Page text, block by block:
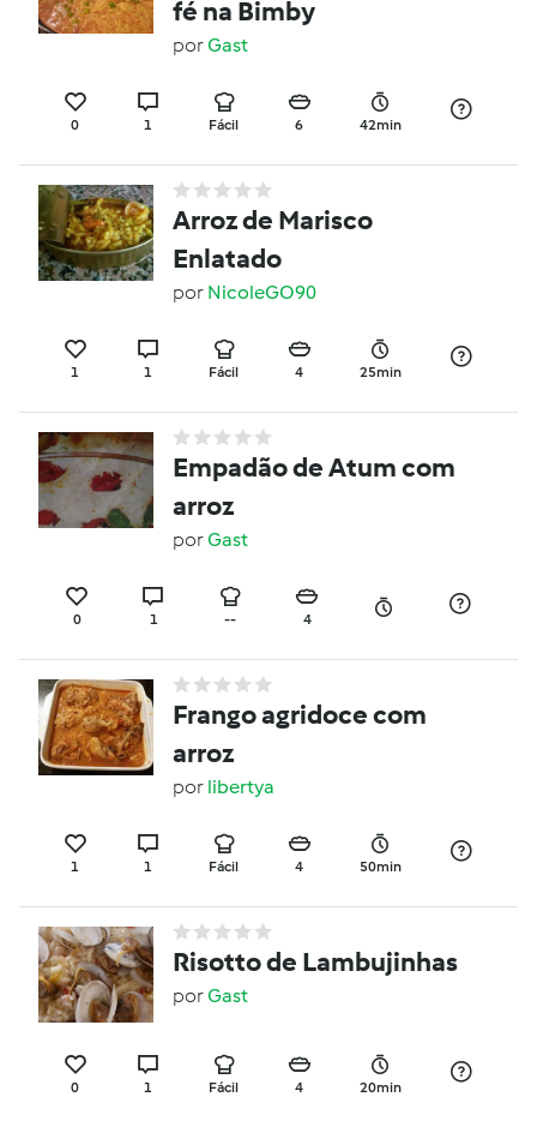
fé na Bimby
porGast
0 1 Fácil 6 42min
Arroz de Marisco
Enlatado
por NicoleGO90
1 1 Fácil 4 25min
Empadão de Atum com
arroz
porGast
0 1 -- 4
Frango agridoce com
arroz
por libertya
1 1 Fácil 4 50min
Risotto de Lambujinhas
porGast
0 1 Fácil 4 20min